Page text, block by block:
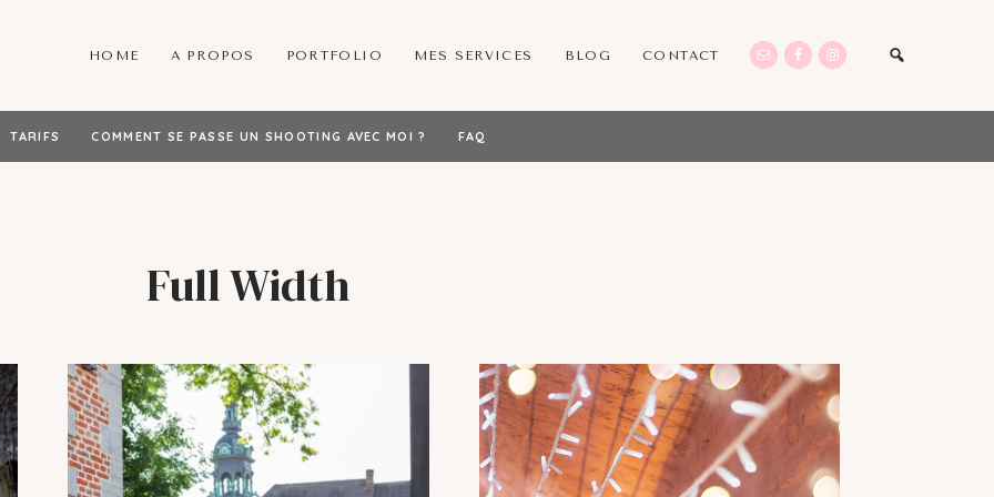
HOME A PROPOS PORTFOLIO MES SERVICES BLOG CONTACT
TARIFS COMMENT SE PASSE UN SHOOTING AVEC MOI ? FAQ
Full Width